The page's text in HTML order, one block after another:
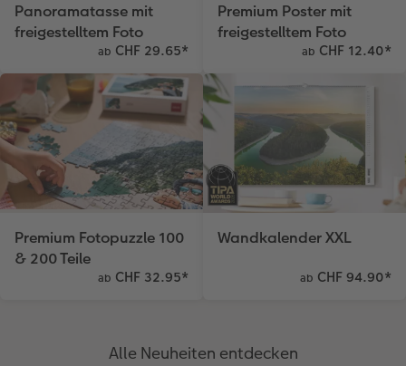
Panoramatasse mit
freigestelltem Foto
ab CHF 29.65*
Premium Poster mit
freigestelltem Foto
ab CHF 12.40*
Premium Fotopuzzle 100
& 200 Teile
ab CHF 32.95*
Wandkalender XXL
ab CHF 94.90*
Alle Neuheiten entdecken